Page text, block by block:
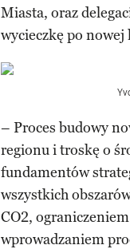
Miasta, oraz
wycieczkę po nowej
– Proces budowy
regionu i troskę o
fundamentów
wszystkich
CO2,
wprowadzaniem